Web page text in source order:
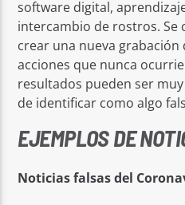
software digital,
intercambio de rostros. Se
crear una nueva
acciones que nunca
resultados pueden ser
de identificar como algo
EJEMPLOS DE
Noticias falsas del